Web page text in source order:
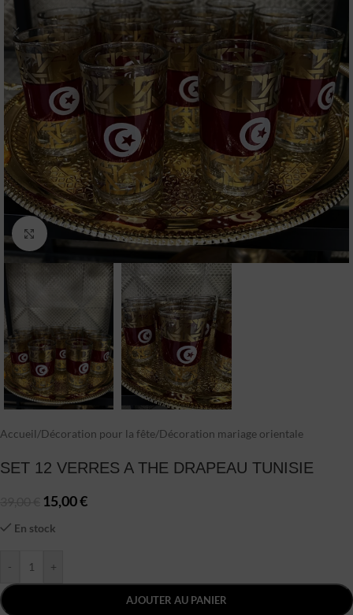
Click to enlarge
Accueil/Décoration pour la fête/Décoration mariage orientale
SET 12 VERRES A THE DRAPEAU TUNISIE
15,00€
En stock
- +
AJOUTER AU PANIER